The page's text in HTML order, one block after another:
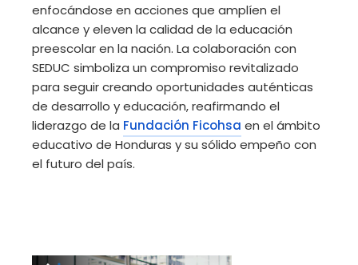
enfocándose en acciones que amplíen el
alcance y eleven la calidad de la educación
preescolar en la nación. La colaboración con
SEDUC simboliza un compromiso revitalizado
para seguir creando oportunidades auténticas
de desarrollo y educación, reafirmando el
liderazgo de la Fundación Ficohsa en el ámbito
educativo de Honduras y su sólido empeño con
el futuro del país.